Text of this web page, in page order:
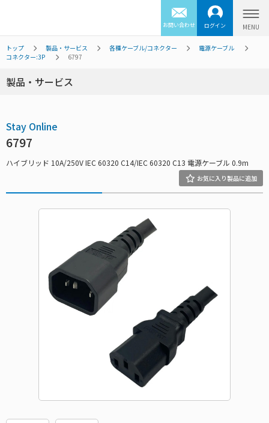
お問い合わせ ログイン
トップ 製品・サービス 各種ケーブル/コネクター
電源ケーブル
コネクター:3P
6797
製品・サービス
Stay Online
6797
ハイブリッド 10A/250V IEC 60320 C14/IEC 60320 C13 電源ケーブル 0.9m